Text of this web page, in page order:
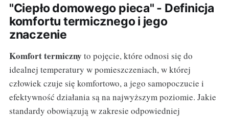
"Ciepło domowego pieca" - Definicja
komfortu termicznego i jego
znaczenie
Komfort termiczny to pojęcie, które odnosi się do
idealnej temperatury w pomieszczeniach, w której
człowiek czuje się komfortowo, a jego samopoczucie i
efektywność działania są na najwyższym poziomie. Jakie
standardy obowiązują w zakresie odpowiedniej